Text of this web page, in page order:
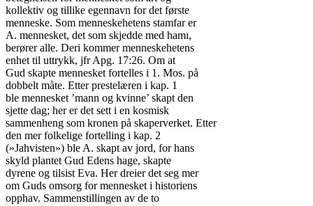
kollektiv og tillike egennavn for det første
menneske. Som menneskehetens stamfar er
A. mennesket, det som skjedde med hamı,
berører alle. Deri kommer menneskehetens
enhet til uttrykk, jfr Apg. 17:26. Om at
Gud skapte mennesket fortelles i 1. Mos. på
dobbelt måte. Etter prestelæren i kap. 1
ble mennesket ’mann og kvinne’ skapt den
sjette dag; her er det sett i en kosmisk
sammenheng som kronen på skaperverket. Etter
den mer folkelige fortelling i kap. 2
(»Jahvisten») ble A. skapt av jord, for hans
skyld plantet Gud Edens hage, skapte
dyrene og tilsist Eva. Her dreier det seg mer
om Guds omsorg for mennesket i historiens
opphav. Sammenstillingen av de to